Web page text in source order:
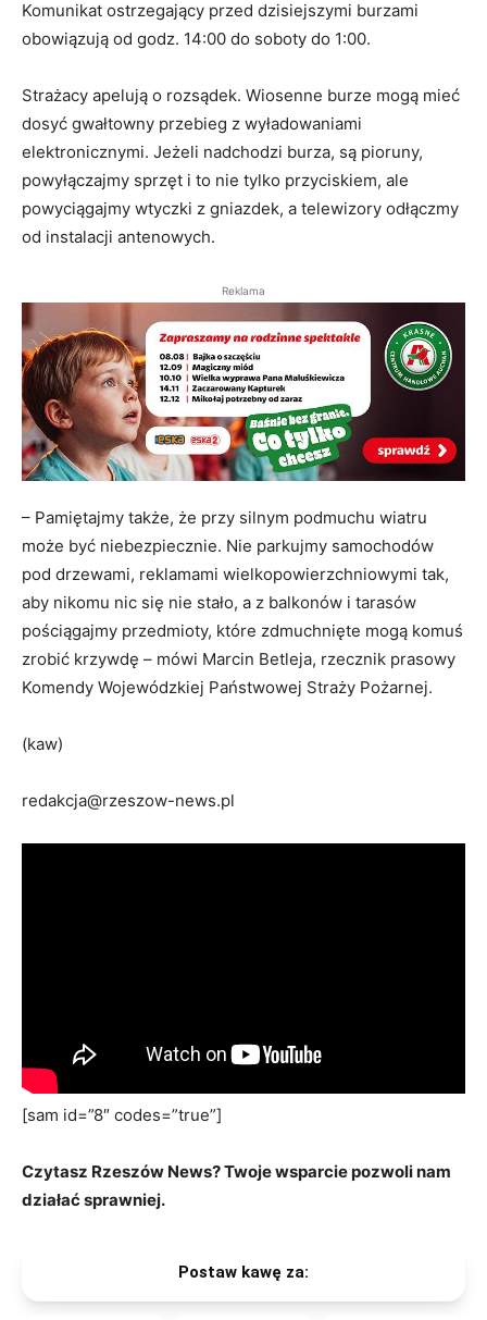
Komunikat ostrzegający przed dzisiejszymi burzami
obowiązują od godz. 14:00 do soboty do 1:00.
Strażacy apelują o rozsądek. Wiosenne burze mogą mieć
dosyć gwałtowny przebieg z wyładowaniami
elektronicznymi. Jeżeli nadchodzi burza, są pioruny,
powyłączajmy sprzęt i to nie tylko przyciskiem, ale
powyciągajmy wtyczki z gniazdek, a telewizory odłączmy
od instalacji antenowych.
Reklama
– Pamiętajmy także, że przy silnym podmuchu wiatru
może być niebezpiecznie. Nie parkujmy samochodów
pod drzewami, reklamami wielkopowierzchniowymi tak,
aby nikomu nic się nie stało, a z balkonów i tarasów
pościągajmy przedmioty, które zdmuchnięte mogą komuś
zrobić krzywdę – mówi Marcin Betleja, rzecznik prasowy
Komendy Wojewódzkiej Państwowej Straży Pożarnej.
(kaw)
redakcja@rzeszow-news.pl
[sam id=”8″ codes=”true”]
Czytasz Rzeszów News? Twoje wsparcie pozwoli nam
działać sprawniej.
Postaw kawę za: